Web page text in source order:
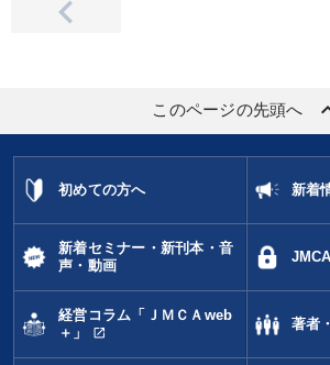
このページの先頭へ
初めての方へ 新着
新着セミナー・新刊本・音
声・動画
経営コラム「ＪＭＣＡweb
＋」
open_in_new
著者